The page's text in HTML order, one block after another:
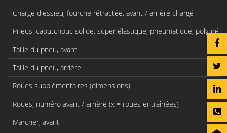
Charge d'essieu, fourche rétractée, avant / arrière chargé
Pneus: caoutchouc solide, super élastique, pneumatique,
Taille du pneu, avant
Taille du pneu, arrière
Roues supplémentaires (dimensions)
Roues, numéro avant / arrière (x = roues entraînées)
Marcher, avant